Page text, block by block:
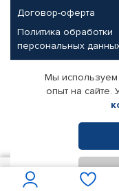
Договор-оферта
Политика обработки
персональных
Партнерам
Корпоративным
Поставщикам
© КАМАЗ ЦЕНТР ДОНЕЦК,
Интернет-магазин
Мы
опыт на